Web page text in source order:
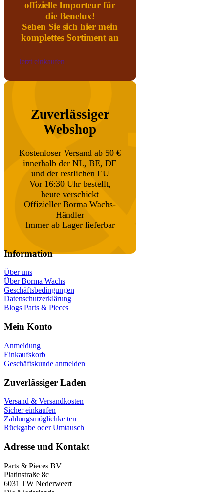
offizielle Importeur für
die Benelux!
Sehen Sie sich hier mein
komplettes Sortiment an
Jetzt einkaufen
Zuverlässiger
Webshop
Kostenloser Versand ab 50 €
innerhalb der NL, BE, DE
und der restlichen EU
Vor 16:30 Uhr bestellt,
heute verschickt
Offizieller Borma Wachs-
Händler
Immer ab Lager lieferbar
Information
Über uns
Über Borma Wachs
Geschäftsbedingungen
Datenschutzerklärung
Blogs Parts & Pieces
Mein Konto
Anmeldung
Einkaufskorb
Geschäftskunde anmelden
Zuverlässiger Laden
Versand & Versandkosten
Sicher einkaufen
Zahlungsmöglichkeiten
Rückgabe oder Umtausch
Adresse und Kontakt
Parts & Pieces BV
Platinstraße 8c
6031 TW Nederweert